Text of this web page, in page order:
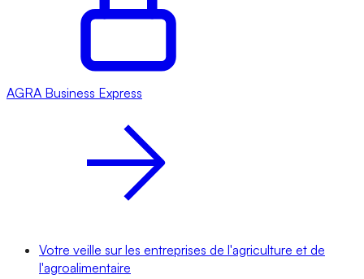
AGRA Business Express
Votre veille sur les entreprises de l'agriculture et de
l'agroalimentaire